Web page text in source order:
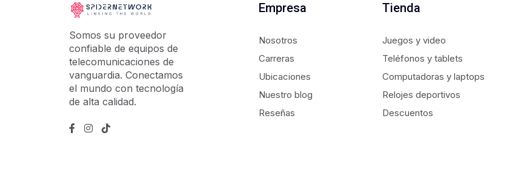
Somos su proveedor
confiable de equipos de
telecomunicaciones de
vanguardia. Conectamos
el mundo con tecnología
de alta calidad.
Empresa
Nosotros
Carreras
Ubicaciones
Nuestro blog
Reseñas
Tienda
Juegos y video
Teléfonos y tablets
Computadoras y laptops
Relojes deportivos
Descuentos